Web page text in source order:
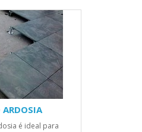
ARDOSIA
é ideal para